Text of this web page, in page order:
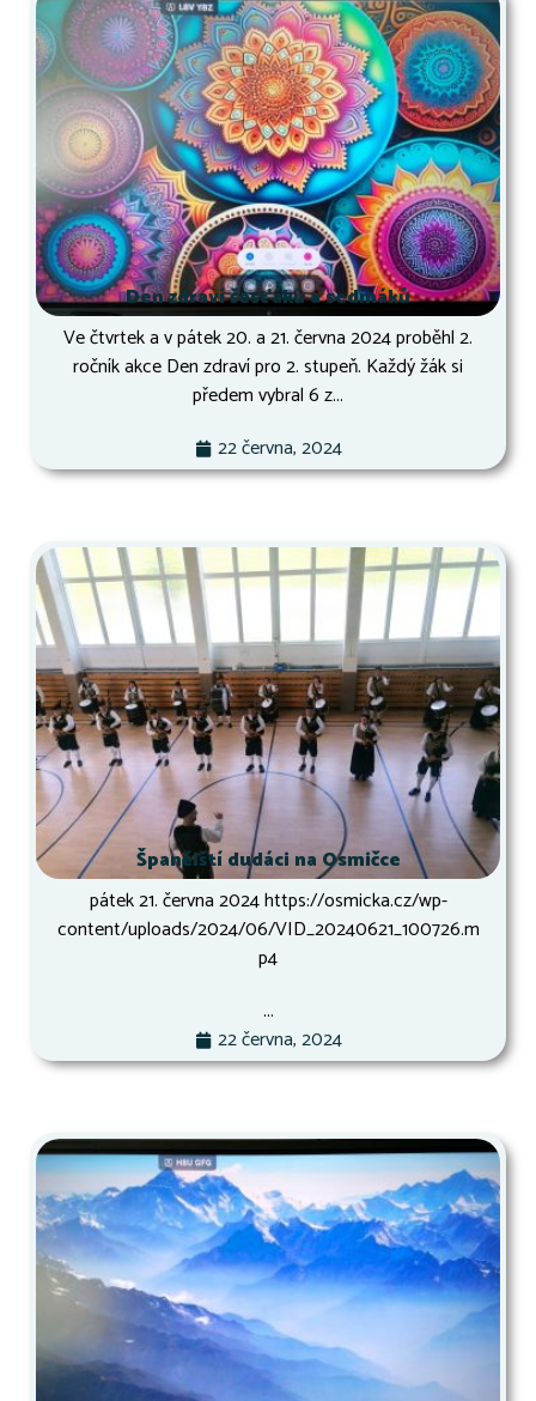
Den zdraví šesťáků a sedmáků
Ve čtvrtek a v pátek 20. a 21. června 2024 proběhl 2.
ročník akce Den zdraví pro 2. stupeň. Každý žák si
předem vybral 6 z...
22 června, 2024
Španělští dudáci na Osmičce
pátek 21. června 2024 https://osmicka.cz/wp-
content/uploads/2024/06/VID_20240621_100726.m
p4
...
22 června, 2024